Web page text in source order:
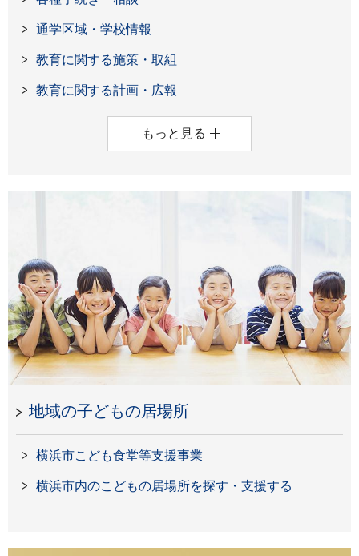
通学区域・学校情報
教育に関する施策・取組
教育に関する計画・広報
もっと見る
地域の子どもの居場所
横浜市こども食堂等支援事業
横浜市内のこどもの居場所を探す・支援する